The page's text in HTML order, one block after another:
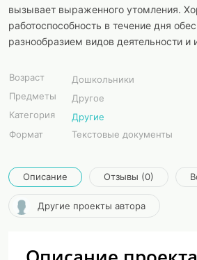
вызывает выраженного утомления.
работоспособность в течение дня
разнообразием видов деятельности и
Возраст
Дошкольники
Предметы
Другое
Категория
Другие
Формат
Текстовые документы
Описание Отзывы (0)
Другие проекты автора